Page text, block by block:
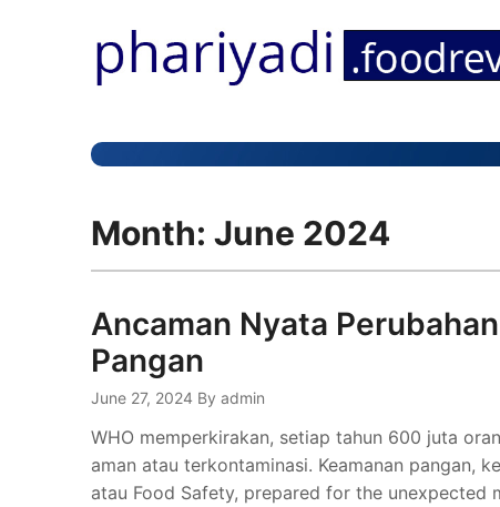
Month: June 2024
Ancaman Nyata
Pangan
June 27, 2024 By admin
WHO memperkirakan, setiap tahun 600 juta
aman atau terkontaminasi. Keamanan pangan,
atau Food Safety, prepared for the unexpected